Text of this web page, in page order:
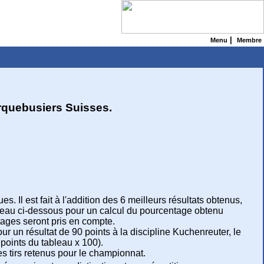
Menu Membre
Suisses.
Il est fait à l'addition des 6 meilleurs résultats obtenus,
ci-dessous pour un calcul du pourcentage obtenu
seront pris en compte.
un résultat de 90 points à la discipline Kuchenreuter, le
du tableau x 100).
tirs retenus pour le championnat.